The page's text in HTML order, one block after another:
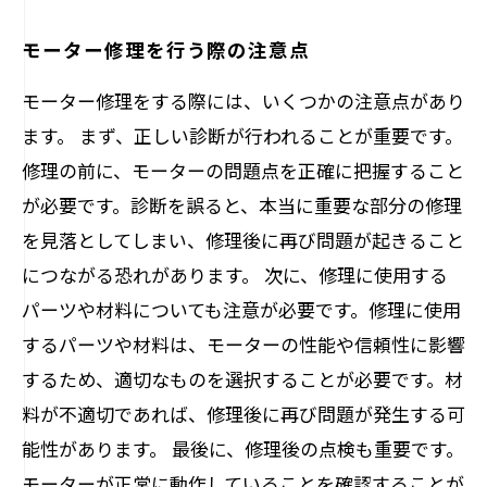
モーター修理を行う際の注意点
モーター修理をする際には、いくつかの注意点があり
ます。 まず、正しい診断が行われることが重要です。
修理の前に、モーターの問題点を正確に把握すること
が必要です。診断を誤ると、本当に重要な部分の修理
を見落としてしまい、修理後に再び問題が起きること
につながる恐れがあります。 次に、修理に使用する
パーツや材料についても注意が必要です。修理に使用
するパーツや材料は、モーターの性能や信頼性に影響
するため、適切なものを選択することが必要です。材
料が不適切であれば、修理後に再び問題が発生する可
能性があります。 最後に、修理後の点検も重要です。